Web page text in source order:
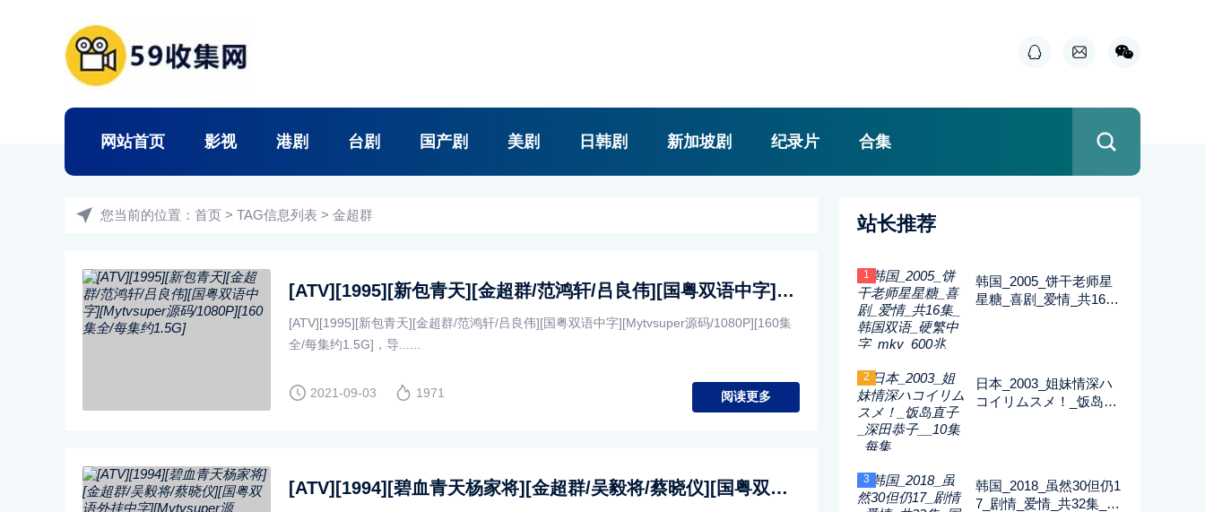
网站首页 影视 港剧 台剧 国产剧 美剧 日韩剧 新加坡剧 纪录片 合集
您当前的位置： 首页 > TAG信息列表 > 金超群
[ATV][1995][新包青天][金超群/范鸿轩/吕良伟][国粤双语中字][Mytvsuper源码/1080P][160集全/每集约1.5G]
[ATV][1995][新包青天][金超群/范鸿轩/吕良伟][国粤双语中字][Mytvsuper源码/1080P][160集
全/每集约1.5G]，导......
2021-09-03 1971 阅读更多
[ATV][1994][碧血青天杨家将][金超群/吴毅将/蔡晓仪][国粤双语外挂中字][Mytvsuper源码/1080P][30集全/每集约1.2G]
站长推荐
1
韩国_2005_饼干老师星
星糖_喜剧_爱情_共16集
2
日本_2003_姐妹情深ハ
コイリムスメ！_饭岛直
3
韩国_2018_虽然30但仍1
7_剧情_爱情_共32集_国